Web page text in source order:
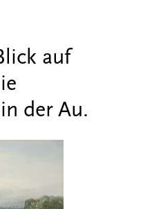
auf
der Au.